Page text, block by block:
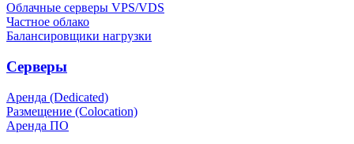
Облачные серверы VPS/VDS
Частное облако
Балансировщики нагрузки
Серверы
Аренда (Dedicated)
Размещение (Colocation)
Аренда ПО